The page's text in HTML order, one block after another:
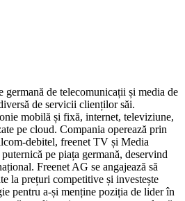
germană de telecomunicații și media de
de servicii clienților săi.
mobilă și fixă, internet, televiziune,
pe cloud. Compania operează prin
debitel, freenet TV și Media
pe piața germană, deservind
Freenet AG se angajează să
la prețuri competitive și investește
pentru a-și menține poziția de lider în